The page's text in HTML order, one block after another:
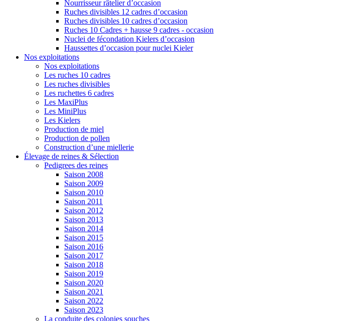
Nourrisseur râtelier d’occasion
Ruches divisibles 12 cadres d’occasion
Ruches divisibles 10 cadres d’occasion
Ruches 10 Cadres + hausse 9 cadres - occasion
Nuclei de fécondation Kielers d’occasion
Haussettes d’occasion pour nuclei Kieler
Nos exploitations
Nos exploitations
Les ruches 10 cadres
Les ruches divisibles
Les ruchettes 6 cadres
Les MaxiPlus
Les MiniPlus
Les Kielers
Production de miel
Production de pollen
Construction d’une miellerie
Élevage de reines & Sélection
Pedigrees des reines
Saison 2008
Saison 2009
Saison 2010
Saison 2011
Saison 2012
Saison 2013
Saison 2014
Saison 2015
Saison 2016
Saison 2017
Saison 2018
Saison 2019
Saison 2020
Saison 2021
Saison 2022
Saison 2023
La conduite des colonies souches